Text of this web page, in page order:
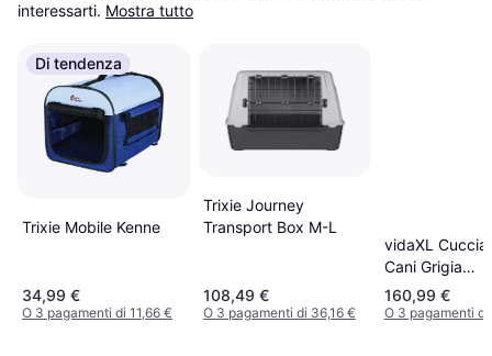
interessarti. Mostra tutto
Di tendenza
Trixie Mobile Kenne
34,99 €
O 3 pagamenti di 11,66 €
Trixie Journey
Transport Box M-L
108,49 €
O 3 pagamenti di 36,16 €
vidaXL Cuccia
Cani Grigia
96x60.5x87
Legno
160,99 €
O 3 pagamenti